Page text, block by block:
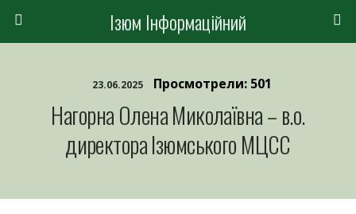
Ізюм Інформаційний
23.06.2025 Просмотрели: 501
Нагорна Олена Миколаївна – в.о.
директора Ізюмського МЦСС